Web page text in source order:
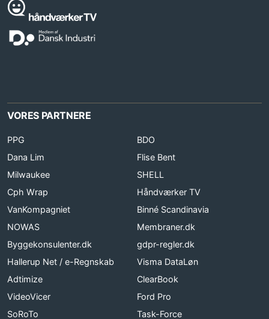
VORES PARTNERE
PPG
BDO
Dana Lim
Flise Bent
Milwaukee
SHELL
Cph Wrap
Håndværker TV
VanKompagniet
Binné Scandinavia
NOWAS
Membraner.dk
Byggekonsulenter.dk
gdpr-regler.dk
Hallerup Net / e-Regnskab
Visma DataLøn
Adtimize
ClearBook
VideoVicer
Ford Pro
SoRoTo
Task-Force